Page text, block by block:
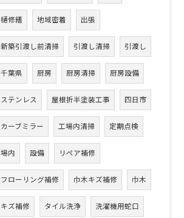
樋修繕 地域密着 出張
新築引渡し前清掃 引渡し清掃 引渡し
千葉県 厨房 厨房清掃 厨房設備
ステンレス 屋根折半塗装工事 四日市
カーブミラー 工場内清掃 定期点検
場内 設備 リペア補修
フローリング補修 巾木キズ補修 巾木
キズ補修 タイル洗浄 洗濯機用蛇口